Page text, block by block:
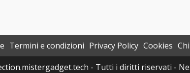
Termini e condizioni Privacy Policy Cookies
- Tutti i diritti riservati -